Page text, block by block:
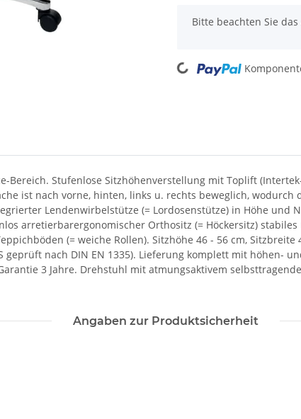
x
Bitte beachten Sie
Loading...
Bereich. Stufenlose Sitzhöhenverstellung mit Toplift
ist nach vorne, hinten, links u. rechts beweglich,
Lendenwirbelstütze (= Lordosenstütze) in Höhe und
arretierbarergonomischer Orthositz (= Höckersitz)
(= weiche Rollen). Sitzhöhe 46 - 56 cm, Sitzbreite
geprüft nach DIN EN 1335). Lieferung komplett mit höhen-
3 Jahre. Drehstuhl mit atmungsaktivem
Angaben zur Produktsicherheit